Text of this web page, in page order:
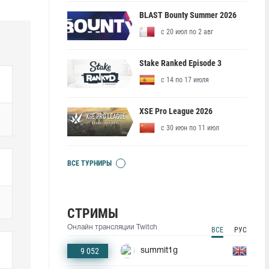
BLAST Bounty Summer 2026
с 20 июл по 2 авг
Stake Ranked Episode 3
с 14 по 17 июля
XSE Pro League 2026
с 30 июн по 11 июл
ВСЕ ТУРНИРЫ
СТРИМЫ
Онлайн трансляции Twitch ВСЕ РУС
9 052 summit1g